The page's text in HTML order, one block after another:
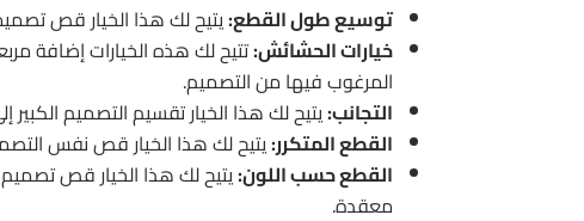
توسيع طول القطع:يتيح لك هذا الخيار قص تصميمات
خيارات الحشائش:تتيح لك هذه الخيارات إضافة
المرغوب فيها من التصميم.
التجانب:يتيح لك هذا الخيار تقسيم التصميم
القطع المتكرر:يتيح لك هذا الخيار قص نفس
القطع حسب اللون:يتيح لك هذا الخيار قص تصميم
معقدة.